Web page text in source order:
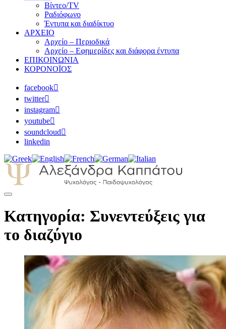
Βίντεο/TV
Ραδιόφωνο
Έντυπα και διαδίκτυο
ΑΡΧΕΙΟ
Αρχείο – Περιοδικά
Αρχείο – Εφημερίδες και διάφορα έντυπα
ΕΠΙΚΟΙΝΩΝΙΑ
ΚΟΡΟΝΟΪΟΣ
facebook
twitter
instagram
youtube
soundcloud
linkedin
Παιδοψυχολόγος
Κατηγορία: Συνεντεύξεις για
το διαζύγιο